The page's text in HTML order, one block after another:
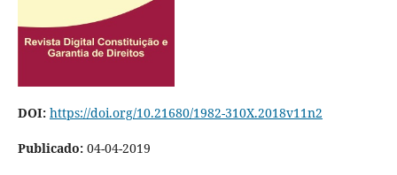
DOI: https://doi.org/10.21680/1982-310X.2018v11n2
Publicado: 04-04-2019